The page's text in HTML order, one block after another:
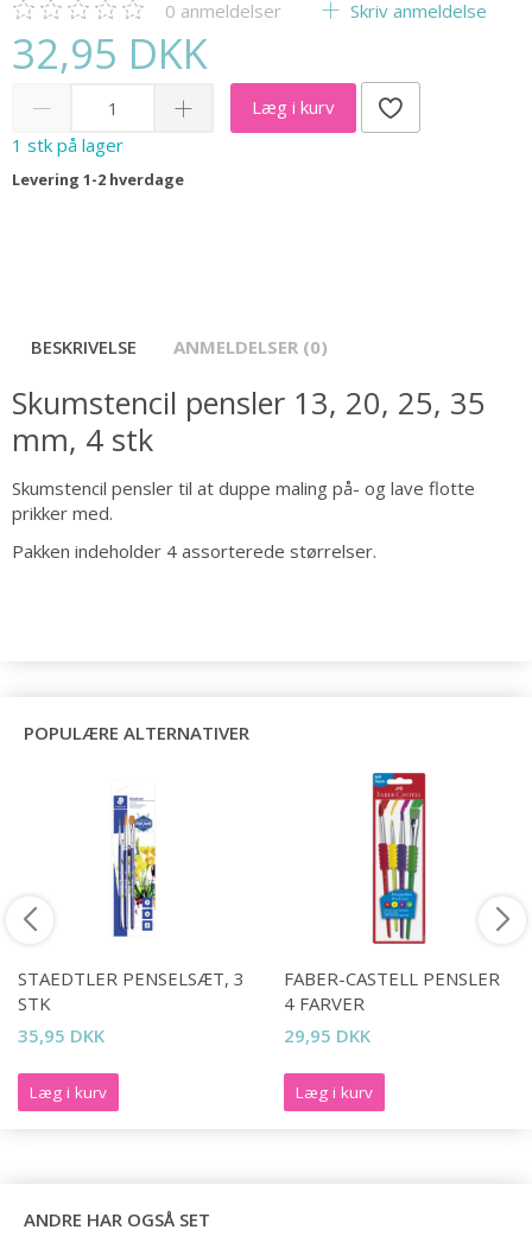
0 anmeldelser Skriv anmeldelse
32,95 DKK
Læg i kurv
1 stk på lager
Levering 1-2 hverdage
BESKRIVELSE ANMELDELSER (0)
Skumstencil pensler 13, 20, 25, 35
mm, 4 stk
Skumstencil pensler til at duppe maling på- og lave flotte
prikker med.
Pakken indeholder 4 assorterede størrelser.
POPULÆRE ALTERNATIVER
STAEDTLER PENSELSÆT, 3
STK
35,95 DKK
Læg i kurv
FABER-CASTELL PENSLER
4 FARVER
29,95 DKK
Læg i kurv
ANDRE HAR OGSÅ SET